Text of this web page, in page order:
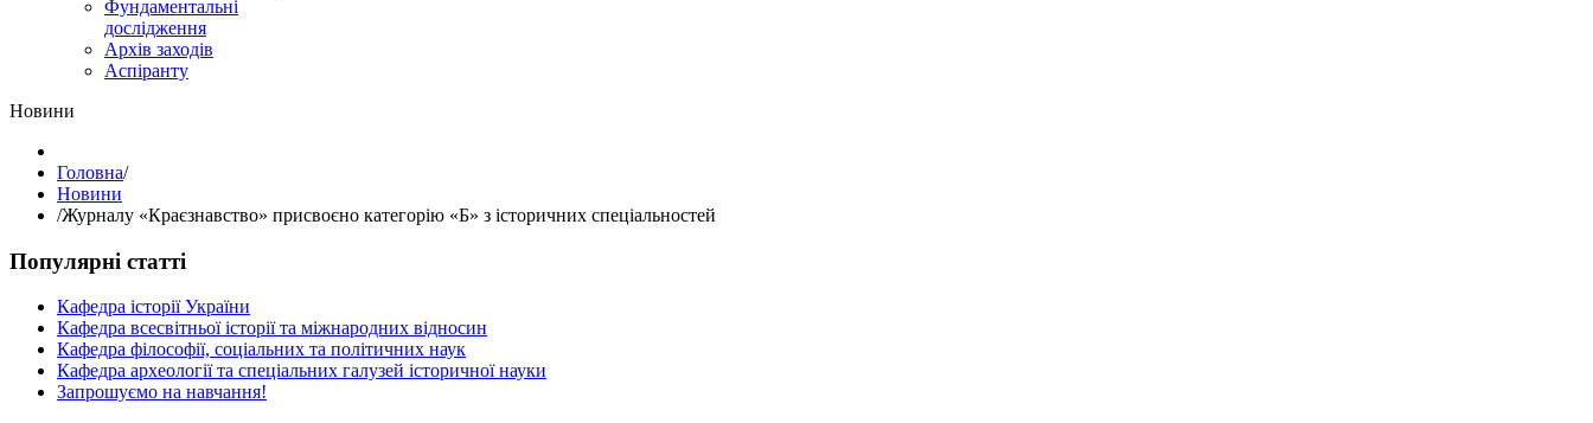
Фундаментальні
дослідження
Архів заходів
Аспіранту
Hовини
Головна/
Hовини
/Журналу «Краєзнавство» присвоєно категорію «Б» з історичних спеціальностей
Популярні статті
Кафедра історії України
Кафедра всесвітньої історії та міжнародних відносин
Кафедра філософії, соціальних та політичних наук
Кафедра археології та спеціальних галузей історичної науки
Запрошуємо на навчання!